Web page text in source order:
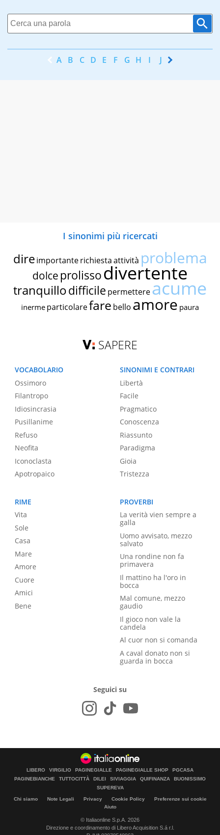
A B C D E F G H I J K
I sinonimi più ricercati
dire importante richiestaattività problema
dolce prolissodivertente
tranquillodifficile permettereacume
inerme particolarefare bello amore paura
SAPERE
VOCABOLARIO
Ossimoro
Filantropo
Idiosincrasia
Pusillanime
Refuso
Neofita
Iconoclasta
Apotropaico
SINONIMI E CONTRARI
Libertà
Facile
Pragmatico
Conoscenza
Riassunto
Paradigma
Gioia
Tristezza
RIME
Vita
Sole
Casa
Mare
Amore
Cuore
Amici
Bene
PROVERBI
La verità vien sempre a
galla
Uomo avvisato, mezzo
salvato
Una rondine non fa
primavera
Il mattino ha l'oro in
bocca
Mal comune, mezzo
gaudio
Il gioco non vale la
candela
Al cuor non si comanda
A caval donato non si
guarda in bocca
Seguici su
LIBERO VIRGILIO PAGINEGIALLE PAGINEGIALLE SHOP
PGCASA
PAGINEBIANCHE
TUTTOCITTÀ DILEI SIVIAGGIA QUIFINANZA
BUONISSIMO
SUPEREVA
Chi siamo Note Legali Privacy Cookie Policy
Preferenze sui cookie
Aiuto
© Italiaonline S.p.A. 2026
Direzione e coordinamento di Libero Acquisition S.á r.l.